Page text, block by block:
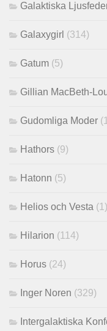
Galaktiska
Galaxygirl (314)
Gatum (5)
Gillian MacBeth-
Gudomliga Moder
Hathors (9)
Hatonn (5)
Helios och Vesta (1)
Hilarion (114)
Horus (24)
Inger Noren (329)
Intergalaktiska